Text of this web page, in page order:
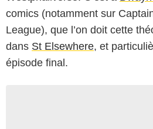
comics (notamment sur
League), que l’on doit cette
dans St Elsewhere, et
épisode final.